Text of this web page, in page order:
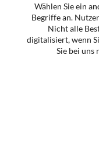
Wählen Sie ein
Begriffe an.
Nicht alle
digitalisiert, wenn
Sie bei uns